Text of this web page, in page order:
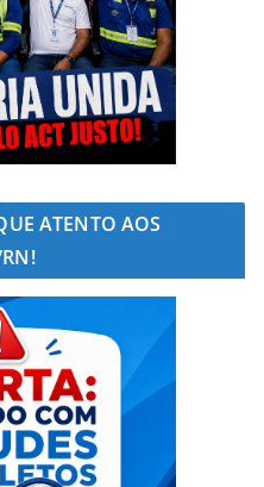
ATENTO AOS